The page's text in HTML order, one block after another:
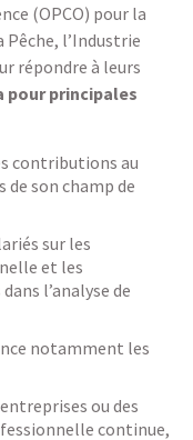
(OPCO) pour la
l’Industrie
répondre à leurs
pour principales
contributions au
son champ de
sur les
et les
l’analyse de
notamment les
ou des
continue,